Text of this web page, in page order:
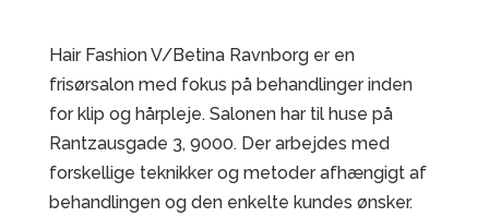
Hair Fashion V/Betina Ravnborg er en
frisørsalon med fokus på behandlinger inden
for klip og hårpleje. Salonen har til huse på
Rantzausgade 3, 9000. Der arbejdes med
forskellige teknikker og metoder afhængigt af
behandlingen og den enkelte kundes ønsker.